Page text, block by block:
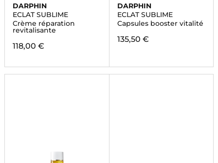
DARPHIN
ECLAT SUBLIME
Crème réparation
revitalisante
118,00 €
DARPHIN
ECLAT SUBLIME
Capsules booster vitalité
135,50 €